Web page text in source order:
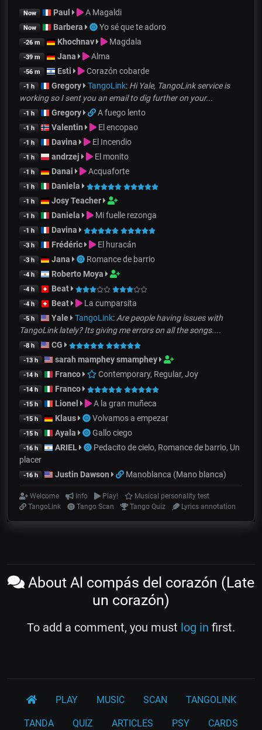
Now Paul A Magaldi
Now Barbera Yo sé que te adoro
-26 m Khochnav Magdala
-39 m Jana Alma
-56 m Esti Corazón cobarde
-1 h Gregory TangoLink: Hi Yale, TangoLink service is
working so I sent you an email to dig further on your...
-1 h Gregory A fuego lento
-1 h Valentin El encopao
-1 h Davina El Incendio
-1 h andrzej El monito
-1 h Danai Acquaforte
-1 h Daniela
-1 h Josy Teacher
-1 h Daniela Mi fuelle rezonga
-1 h Davina
-3 h Frédéric El huracán
-3 h Jana Romance de barrio
-4 h Roberto Moya
-4 h Beat
-4 h Beat La cumparsita
-5 h Yale TangoLink:Are people having issues with
TangoLink lately? Its giving me errors on all the songs....
-8 h CG
-13 h sarah mamphey smamphey
-14 h Franco Contemporary, Regular, Joy
-14 h Franco
-15 h Lionel A la gran muñeca
-15 h Klaus Volvamos a empezar
-15 h Ayala Gallo ciego
-16 h ARIEL
Pedacito de cielo, Romance de barrio, Un
placer
-16 h Justin Dawson Manoblanca (Mano blanca)
Welcome Info Play!
Musical personality test
TangoLink
Tango Scan Tango Quiz Lyrics annotation
About Al compás del corazón (Late
un corazón)
To add a comment, you must log in first.
PLAY MUSIC SCAN TANGOLINK
TANDA QUIZ ARTICLES PSY CARDS